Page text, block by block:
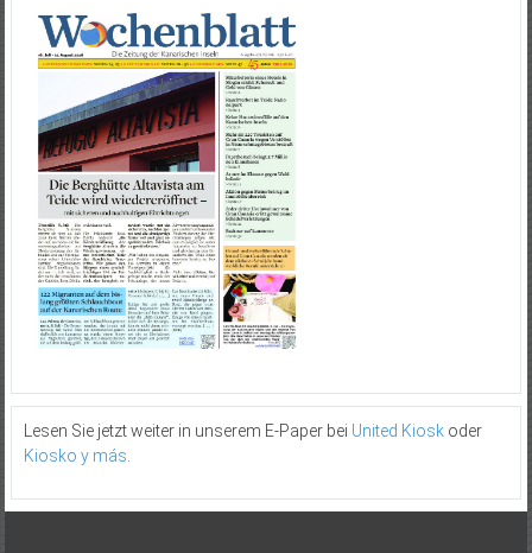
Lesen Sie jetzt weiter in unserem E-Paper bei United Kioskoder
Kiosko y más